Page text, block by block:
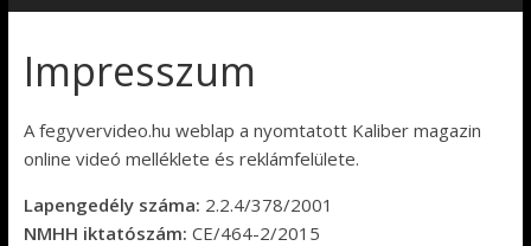
Impresszum
A fegyvervideo.hu weblap a nyomtatott Kaliber magazin
online videó melléklete és reklámfelülete.
Lapengedély száma: 2.2.4/378/2001
NMHH iktatószám: CE/464-2/2015